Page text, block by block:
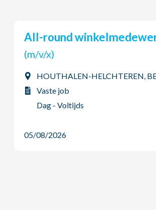
BE
Outbound Logistics Assistant